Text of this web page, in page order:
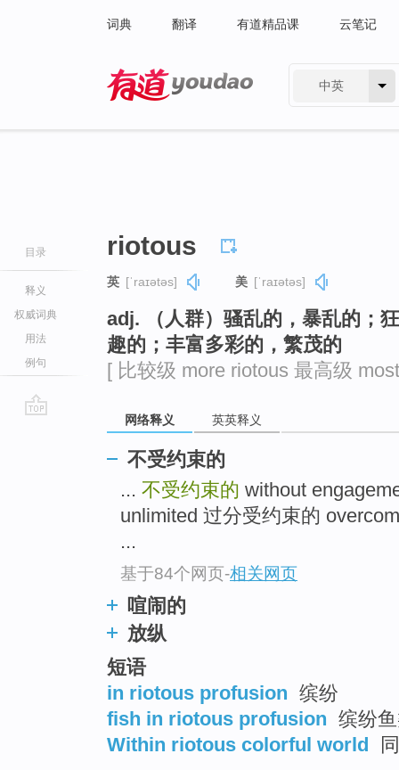
词典 翻译 有道精品课 云笔记
中英
目录
释义
权威词典
用法
例句
riotous
英 [ˈraɪətəs] 美 [ˈraɪətəs]
adj. （人群）骚乱的，暴乱的；
趣的；丰富多彩的，繁茂的
[ 比较级 more riotous 最高级
网络释义 英英释义
不受约束的
... 不受约束的 without
unlimited 过分受约束的
...
基于84个网页-相关网页
喧闹的
放纵
短语
in riotous profusion 缤纷
fish in riotous profusion 缤纷
Within riotous colorful world